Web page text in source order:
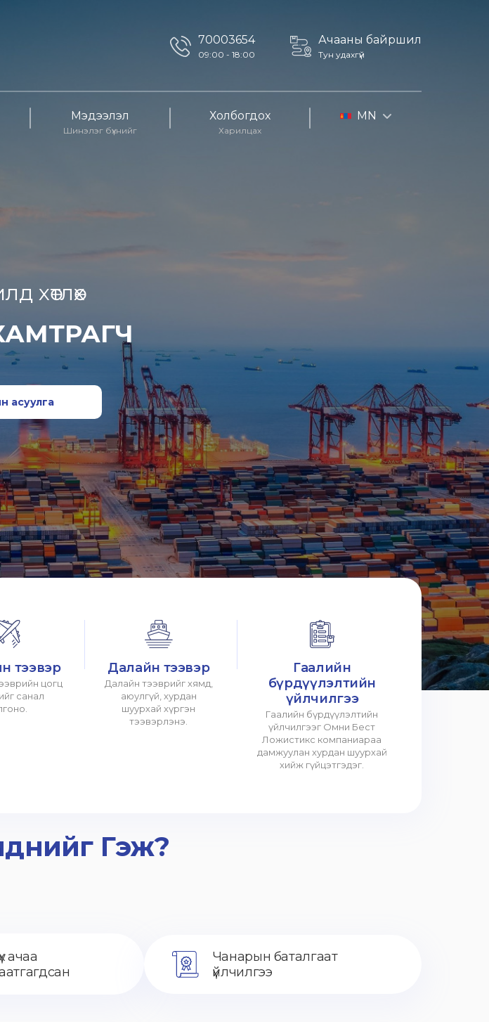
70003654
09:00 - 18:00
Ачааны байршил
Тун удахгүй
Мэдээлэл
Шинэлэг бүхнийг
Холбогдох
Харилцах
MN
хөтлөх
асуулга
тээвэр
цогц
санал
Далайн тээвэр
Далайн тээврийг хямд,
аюулгүй, хурдан
шуурхай хүргэн
тээвэрлэнэ.
Гаалийн
бүрдүүлэлтийн
үйлчилгээ
Гаалийн бүрдүүлэлтийн
үйлчилгээг Омни Бест
Ложистикс компаниараа
дамжуулан хурдан шуурхай
хийж гүйцэтгэдэг.
Гэж?
ачаа
Чанарын баталгаат
үйлчилгээ